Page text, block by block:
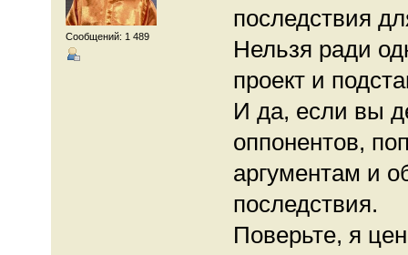
Сообщений: 1 489
последствия
Нельзя ради
проект и
И да, если вы
оппонентов,
аргументам и
последствия.
Поверьте, я